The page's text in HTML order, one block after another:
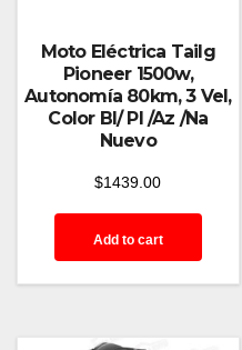
Moto Eléctrica Tailg
Pioneer 1500w,
Autonomía 80km, 3 Vel,
Color Bl/ Pl /Az /Na
Nuevo
$1439.00
Add to cart